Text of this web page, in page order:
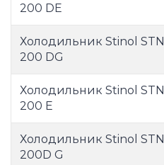
200 DE
Холодильник Stinol STN
200 DG
Холодильник Stinol STN
200 E
Холодильник Stinol STN
200D G